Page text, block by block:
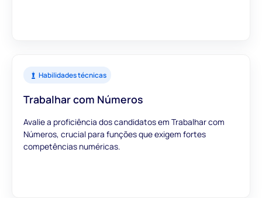
Habilidades técnicas
Trabalhar com Números
Avalie a proficiência dos candidatos em Trabalhar com
Números, crucial para funções que exigem fortes
competências numéricas.